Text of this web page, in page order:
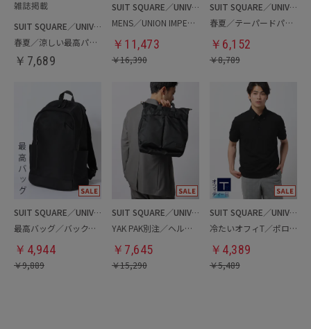
SUIT SQUARE／UNIVERSAL LANGUAGE
春夏／涼しい最高パンツ
￥ 7,689
SUIT SQUARE／UNIVERSAL LANGUAGE
MENS／UNION IMPERIAL監修／コインローファー
￥ 11,473
￥16,390
SUIT SQUARE／UNIVERSAL LANGUAGE
春夏／テーパードパンツ
￥ 6,152
￥8,789
SUIT SQUARE／UNIVERSAL LANGUAGE
最高バッグ／バックパック
￥ 4,944
￥9,889
SUIT SQUARE／UNIVERSAL LANGUAGE
YAK PAK別注／ヘルメットバッグ
￥ 7,645
￥15,290
SUIT SQUARE／UNIVERSAL LANGUAGE
冷たいオフィT／ポロシャツ
￥ 4,389
￥5,489